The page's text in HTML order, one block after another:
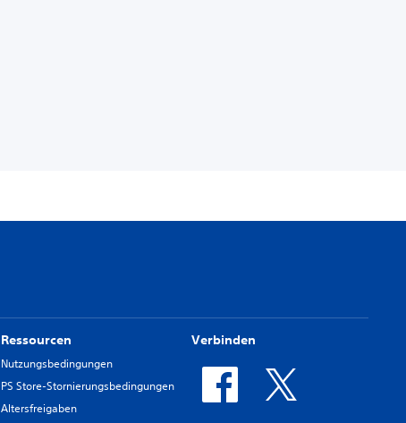
Ressourcen
Nutzungsbedingungen
PS Store-Stornierungsbedingungen
Altersfreigaben
Verbinden